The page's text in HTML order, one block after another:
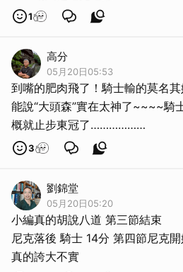
1
高分
05月20日05:53
到嘴的肥肉飛了！騎士輸的莫名
能說“大頭森”實在太神了~~~~騎
概就止步東冠了………………
3
劉錦堂
05月20日05:20
小編真的胡說八道 第三節結束
尼克落後 騎士 14分 第四節尼克
真的誇大不實